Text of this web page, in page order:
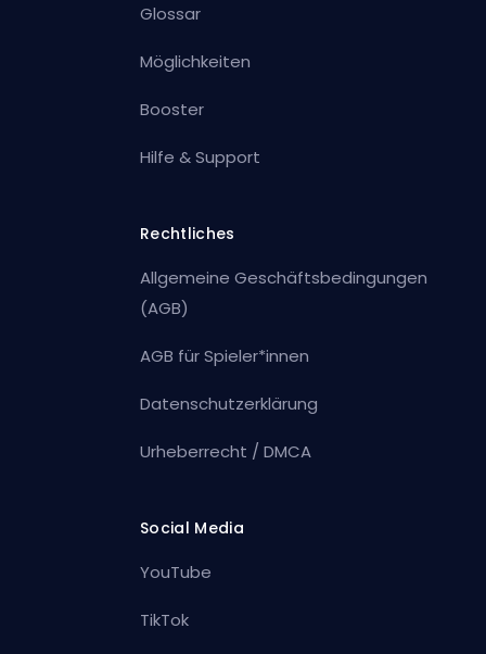
Glossar
Möglichkeiten
Booster
Hilfe & Support
Rechtliches
Allgemeine Geschäftsbedingungen
(AGB)
AGB für Spieler*innen
Datenschutzerklärung
Urheberrecht / DMCA
Social Media
YouTube
TikTok